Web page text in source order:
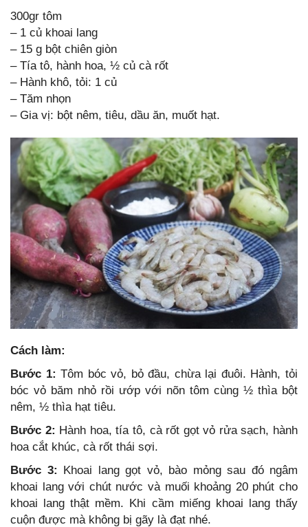
300gr tôm
– 1 củ khoai lang
– 15 g bột chiên giòn
– Tía tô, hành hoa, ½ củ cà rốt
– Hành khô, tỏi: 1 củ
– Tăm nhọn
– Gia vị: bột nêm, tiêu, dầu ăn, muốt hạt.
Cách làm:
Bước 1: Tôm bóc vỏ, bỏ đầu, chừa lại đuôi. Hành, tỏi
bóc vỏ băm nhỏ rồi ướp với nõn tôm cùng ½ thìa bột
nêm, ½ thìa hạt tiêu.
Bước 2: Hành hoa, tía tô, cà rốt gọt vỏ rửa sạch, hành
hoa cắt khúc, cà rốt thái sợi.
Bước 3: Khoai lang gọt vỏ, bào mỏng sau đó ngâm
khoai lang với chút nước và muối khoảng 20 phút cho
khoai lang thật mềm. Khi cầm miếng khoai lang thấy
cuộn được mà không bị gãy là đạt nhé.